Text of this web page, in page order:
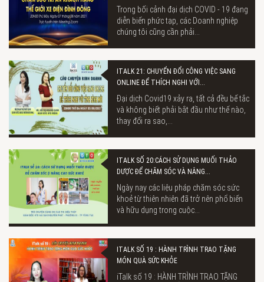
Trong bối cảnh đại dịch COVID - 19 đang
diễn biến phức tạp, các Doanh nghiệp
chúng tôi cũng cần phải...
ITALK 21: CHUYỂN ĐỔI CÔNG VIỆC SANG
ONLINE ĐỂ THÍCH NGHI VỚI...
Đại dịch Covid19 xảy ra, tất cả đều bế tắc
và không biết phải bắt đầu như thế nào,
thay đổi ra sao,...
ITALK SỐ 20:CÁCH SỬ DỤNG MUỐI THẢO
DƯỢC ĐỂ CHĂM SÓC VÀ NÂNG...
Ngày nay các liệu pháp chăm sóc sức
khoẻ từ thiên nhiên đã trở nên phổ biến
và hữu dụng trong cuộc...
ITALK SỐ 19 : HÀNH TRÌNH TRAO TẶNG
MÓN QUÀ SỨC KHỎE
iTalk số 19 : HÀNH TRÌNH TRAO TẶNG